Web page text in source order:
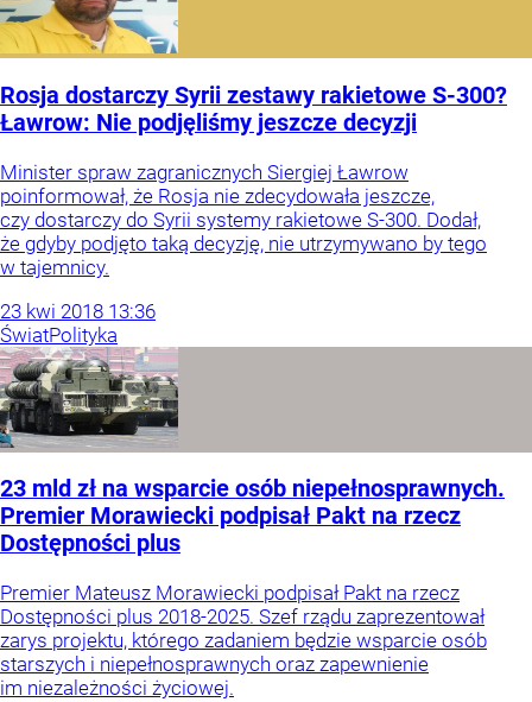
Rosja dostarczy Syrii zestawy rakietowe S-300?
Ławrow: Nie podjęliśmy jeszcze decyzji
Minister spraw zagranicznych Siergiej Ławrow
poinformował, że Rosja nie zdecydowała jeszcze,
czy dostarczy do Syrii systemy rakietowe S-300. Dodał,
że gdyby podjęto taką decyzję, nie utrzymywano by tego
w tajemnicy.
23 kwi 2018 13:36
ŚwiatPolityka
23 mld zł na wsparcie osób niepełnosprawnych.
Premier Morawiecki podpisał Pakt na rzecz
Dostępności plus
Premier Mateusz Morawiecki podpisał Pakt na rzecz
Dostępności plus 2018-2025. Szef rządu zaprezentował
zarys projektu, którego zadaniem będzie wsparcie osób
starszych i niepełnosprawnych oraz zapewnienie
im niezależności życiowej.